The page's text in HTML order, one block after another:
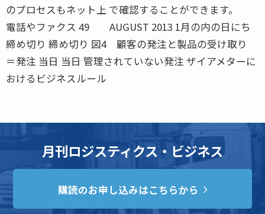
のプロセスもネット上 で確認することができます。
電話やファクス 49 AUGUST 2013 1月の内の日にち
締め切り 締め切り 図4 顧客の発注と製品の受け取り
＝発注 当日 当日 管理されていない発注 ザイアメターに
おけるビジネスルール
月刊ロジスティクス・ビジネス
購読のお申し込みはこちらから